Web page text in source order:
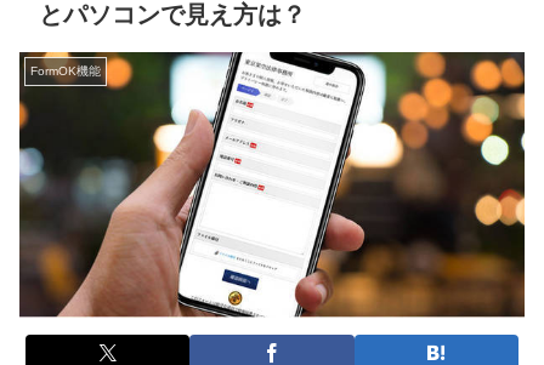
とパソコンで見え方は？
FormOK機能